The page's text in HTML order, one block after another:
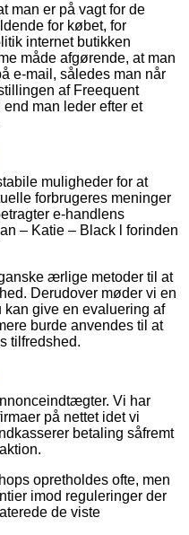
man er på vagt for de
for købet, for
internet butikken
måde afgørende, at man
e-mail, således man når
af Freequent
man leder efter et
muligheder for at
forbrugeres meninger
e-handlens
– Katie – Black l forinden
ærlige metoder til at
Derudover møder vi en
kan give en evaluering af
burde anvendes til at
tilfredshed.
Vi har
på nettet idet vi
betaling såfremt
opretholdes ofte, men
imod reguleringer der
de viste